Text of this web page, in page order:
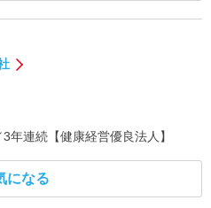
年連続【健康経営優良法人】
になる